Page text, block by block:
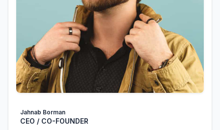
Jahnab Borman
CEO / CO-FOUNDER